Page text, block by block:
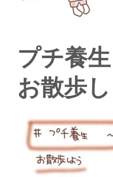
プチ養
お散歩